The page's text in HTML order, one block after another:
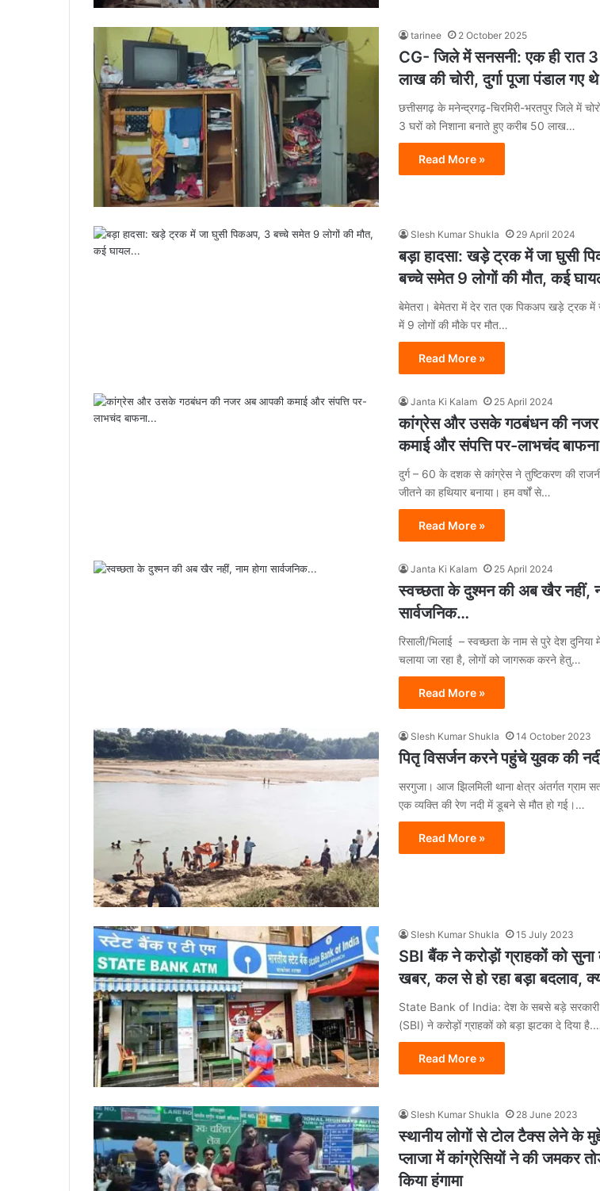
tarinee 2 October 2025
CG- जिले में सनसनी: एक ही रात
लाख की चोरी, दुर्गा पूजा पंडाल गए
छत्तीसगढ़ के मनेन्द्रगढ़-चिरमिरी-भरतपुर जिले में
3 घरों को निशाना बनाते हुए करीब 50 लाख…
Read More »
Slesh Kumar Shukla 29 April 2024
बड़ा हादसा: खड़े ट्रक में जा घुसी
बच्चे समेत 9 लोगों की मौत, कई
बेमेतरा। बेमेतरा में देर रात एक पिकअप खड़े ट्रक में
में 9 लोगों की मौके पर मौत…
Read More »
Janta Ki Kalam 25 April 2024
कांग्रेस और उसके गठबंधन की
कमाई और संपत्ति पर-लाभचंद
दुर्ग – 60 के दशक से कांग्रेस ने तुष्टिकरण की
जीतने का हथियार बनाया। हम वर्षों से…
Read More »
Janta Ki Kalam 25 April 2024
स्वच्छता के दुश्मन की अब खैर नहीं,
सार्वजनिक…
रिसाली/भिलाई – स्वच्छता के नाम से पुरे देश दुनिया
चलाया जा रहा है, लोगों को जागरूक करने हेतु…
Read More »
Slesh Kumar Shukla 14 October 2023
पितृ विसर्जन करने पहुंचे युवक की
सरगुजा। आज झिलमिली थाना क्षेत्र अंतर्गत ग्राम
एक व्यक्ति की रेण नदी में डूबने से मौत हो गई।…
Read More »
Slesh Kumar Shukla 15 July 2023
SBI बैंक ने करोड़ों ग्राहकों को सुना
खबर, कल से हो रहा बड़ा बदलाव,
State Bank of India: देश के सबसे बड़े
(SBI) ने करोड़ों ग्राहकों को बड़ा झटका दे दिया है.…
Read More »
Slesh Kumar Shukla 28 June 2023
स्थानीय लोगों से टोल टैक्स लेने के
प्लाजा में कांग्रेसियों ने की जमकर
किया हंगामा